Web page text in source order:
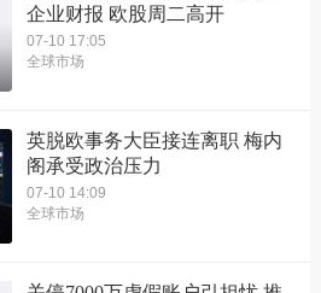
企业财报 欧股周二高开
07-10 17:05
全球市场
英脱欧事务大臣接连离职 梅内
阁承受政治压力
07-10 14:09
全球市场